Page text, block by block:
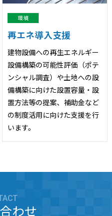
環境
再エネ導入支援
建物設備への再生エネルギー
設備構築の可能性評価（ポテ
ンシャル調査）や土地への設
備構築に向けた設置容量・設
置方法等の提案、補助金など
の制度活用に向けた支援を行
います。
わせ